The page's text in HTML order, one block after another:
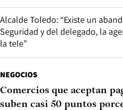
Alcalde Toledo: “Existe un
Seguridad y del delegado, la
la tele”
NEGOCIOS
Comercios que aceptan
suben casi 50 puntos